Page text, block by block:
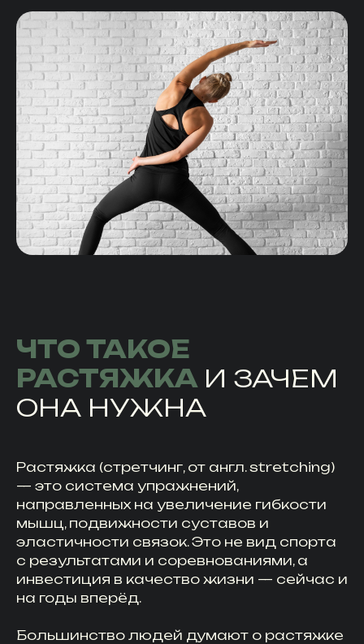
ЧТО ТАКОЕ
РАСТЯЖКА И ЗАЧЕМ
ОНА НУЖНА
Растяжка (стретчинг, от англ. stretching)
— это система упражнений,
направленных на увеличение гибкости
мышц, подвижности суставов и
эластичности связок. Это не вид спорта
с результатами и соревнованиями, а
инвестиция в качество жизни — сейчас и
на годы вперёд.
Большинство людей думают о растяжке